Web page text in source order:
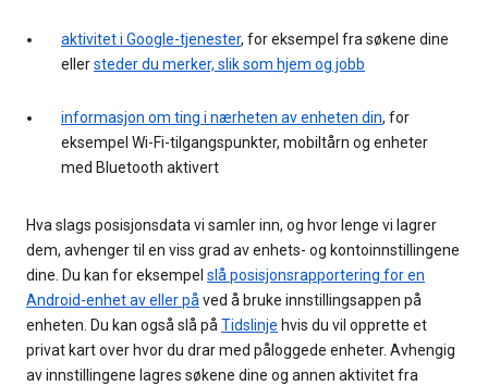
aktivitet i Google-tjenester, for eksempel fra søkene dine
ellersteder du merker, slik som hjem og jobb
informasjon om ting i nærheten av enheten din, for
eksempel Wi-Fi-tilgangspunkter, mobiltårn og enheter
med Bluetooth aktivert
Hva slags posisjonsdata vi samler inn, og hvor lenge vi lagrer
dem, avhenger til en viss grad av enhets- og kontoinnstillingene
dine. Du kan for eksempel slå posisjonsrapportering for en
Android-enhet av eller på ved å bruke innstillingsappen på
enheten. Du kan også slå på Tidslinje hvis du vil opprette et
privat kart over hvor du drar med påloggede enheter. Avhengig
av innstillingene lagres søkene dine og annen aktivitet fra